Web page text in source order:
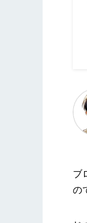
ブ
の